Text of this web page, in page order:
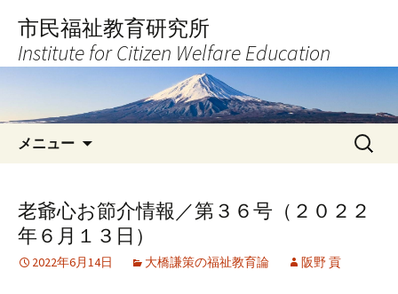
へ
キ
市民福祉教育研究所
Institute for Citizen Welfare Education
メニュー
検
索:
老爺心お節介情報／第３６号（２０２２
年６月１３日）
2022年6月14日 大橋謙策の福祉教育論 阪野 貢